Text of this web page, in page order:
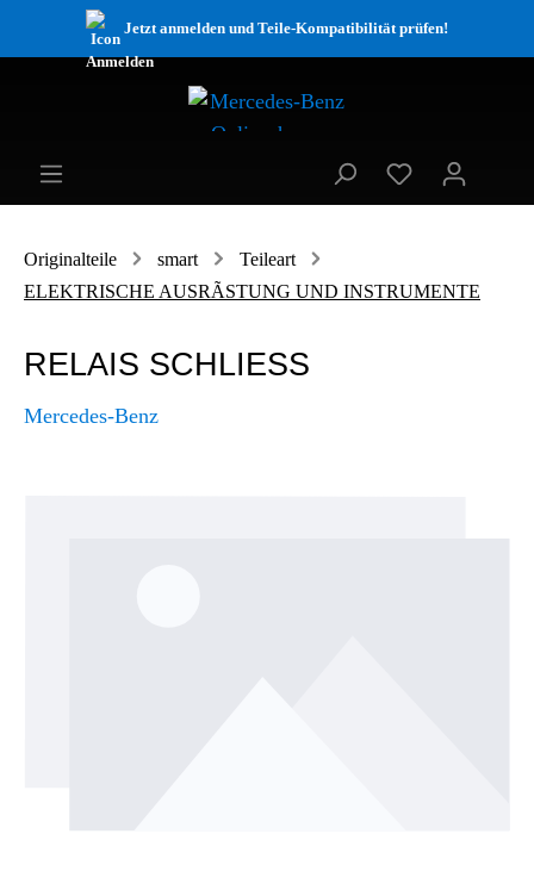
Jetzt anmelden und Teile-Kompatibilität prüfen!
Originalteile smart
Teileart
ELEKTRISCHE AUSRÃSTUNG UND INSTRUMENTE
RELAIS SCHLIESS
Mercedes-Benz